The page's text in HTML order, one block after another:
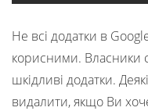
Не всі додатки в
корисними. Власники
шкідливі додатки.
видалити, якщо Ви